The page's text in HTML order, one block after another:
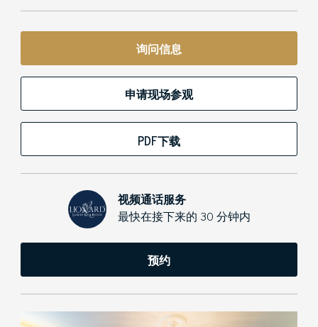
询问信息
申请现场参观
PDF下载
视频通话服务
最快在接下来的 30 分钟内
预约